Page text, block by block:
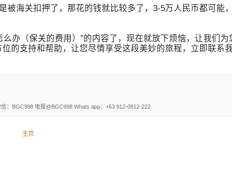
海关扣押了，那花的钱就比较多了，3-5万人民币都可能
办（保关的费用）”的内容了，现在就放下烦恼，让我们
的支持和帮助，让您尽情享受这段美妙的旅程，立即联系
：BGC998 电报@BGC998 Whats app：+63 912-0912-222
主页